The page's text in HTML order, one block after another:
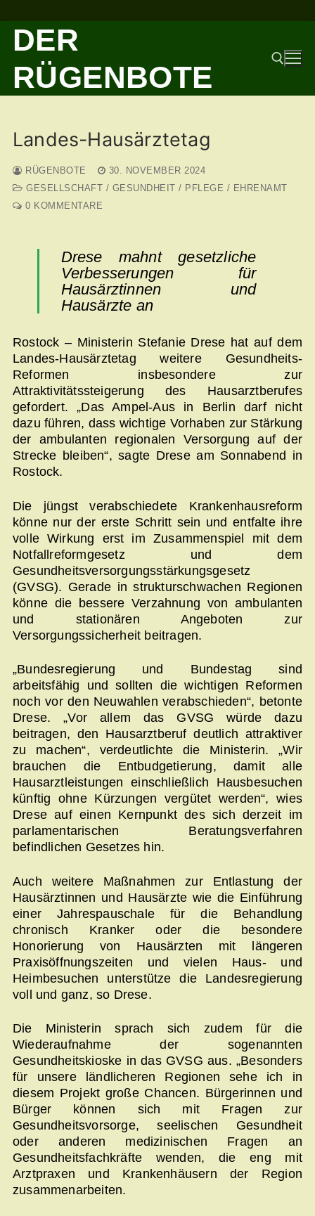
Zum
Inhalt
springen
DER
RÜGENBOTE
Landes-Hausärztetag
RÜGENBOTE
30. NOVEMBER 2024
GESELLSCHAFT / GESUNDHEIT / PFLEGE / EHRENAMT
0 KOMMENTARE
Drese mahnt gesetzliche
Verbesserungen für
Hausärztinnen und
Hausärzte an
Rostock – Ministerin Stefanie Drese hat auf dem
Landes-Hausärztetag weitere Gesundheits-
Reformen insbesondere zur
Attraktivitätssteigerung des Hausarztberufes
gefordert. „Das Ampel-Aus in Berlin darf nicht
dazu führen, dass wichtige Vorhaben zur Stärkung
der ambulanten regionalen Versorgung auf der
Strecke bleiben“, sagte Drese am Sonnabend in
Rostock.
Die jüngst verabschiedete Krankenhausreform
könne nur der erste Schritt sein und entfalte ihre
volle Wirkung erst im Zusammenspiel mit dem
Notfallreformgesetz und dem
Gesundheitsversorgungsstärkungsgesetz
(GVSG). Gerade in strukturschwachen Regionen
könne die bessere Verzahnung von ambulanten
und stationären Angeboten zur
Versorgungssicherheit beitragen.
„Bundesregierung und Bundestag sind
arbeitsfähig und sollten die wichtigen Reformen
noch vor den Neuwahlen verabschieden“, betonte
Drese. „Vor allem das GVSG würde dazu
beitragen, den Hausarztberuf deutlich attraktiver
zu machen“, verdeutlichte die Ministerin. „Wir
brauchen die Entbudgetierung, damit alle
Hausarztleistungen einschließlich Hausbesuchen
künftig ohne Kürzungen vergütet werden“, wies
Drese auf einen Kernpunkt des sich derzeit im
parlamentarischen Beratungsverfahren
befindlichen Gesetzes hin.
Auch weitere Maßnahmen zur Entlastung der
Hausärztinnen und Hausärzte wie die Einführung
einer Jahrespauschale für die Behandlung
chronisch Kranker oder die besondere
Honorierung von Hausärzten mit längeren
Praxisöffnungszeiten und vielen Haus- und
Heimbesuchen unterstütze die Landesregierung
voll und ganz, so Drese.
Die Ministerin sprach sich zudem für die
Wiederaufnahme der sogenannten
Gesundheitskioske in das GVSG aus. „Besonders
für unsere ländlicheren Regionen sehe ich in
diesem Projekt große Chancen. Bürgerinnen und
Bürger können sich mit Fragen zur
Gesundheitsvorsorge, seelischen Gesundheit
oder anderen medizinischen Fragen an
Gesundheitsfachkräfte wenden, die eng mit
Arztpraxen und Krankenhäusern der Region
zusammenarbeiten.